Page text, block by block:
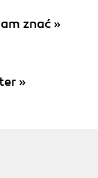
znać »
»